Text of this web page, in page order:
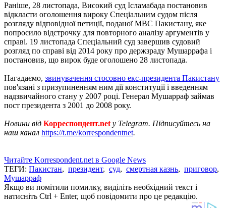
Раніше, 28 листопада, Високий суд Ісламабада постановив
відкласти оголошення вироку Спеціальним судом після
розгляду відповідної петиції, поданої МВС Пакистану, яке
попросило відстрочку для повторного аналізу аргументів у
справі. 19 листопада Спеціальний суд завершив судовий
розгляд по справі від 2014 року про держзраду Мушаррафа і
постановив, що вирок буде оголошено 28 листопада.
Нагадаємо, звинувачення стосовно екс-президента Пакистану
пов'язані з призупиненням ним дії конституції і введенням
надзвичайного стану у 2007 році. Генерал Мушарраф займав
пост президента з 2001 до 2008 року.
Новини від Корреспондент.net у Telegram. Підписуйтесь на
наш канал https://t.me/korrespondentnet.
Читайте Korrespondent.net в Google News
ТЕГИ: Пакистан, президент, суд, смертная казнь, приговор,
Мушарраф
Якщо ви помітили помилку, виділіть необхідний текст і
натисніть Ctrl + Enter, щоб повідомити про це редакцію.